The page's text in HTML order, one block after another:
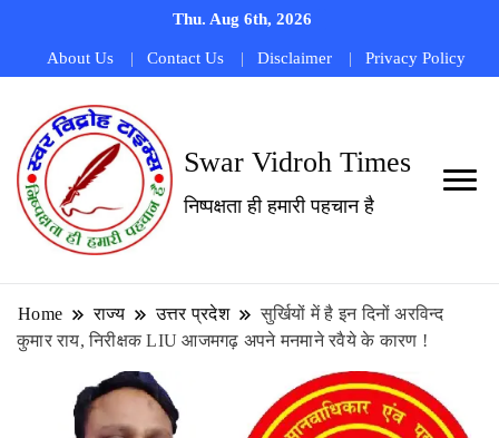
Thu. Aug 6th, 2026
About Us Contact Us Disclaimer Privacy Policy
Swar Vidroh Times
निष्पक्षता ही हमारी पहचान है
Home राज्य उत्तर प्रदेश
सुर्खियों में है इन दिनों अरविन्द
कुमार राय, निरीक्षक LIU आजमगढ़ अपने मनमाने रवैये के कारण !